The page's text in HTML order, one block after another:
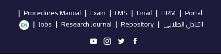
Portal
|
HRM
|
Email
|
LMS
|
Exam
|
Procedures Manual
|
التبادل الطلابي |
Repository
|
Research Journal
|
Jobs
|